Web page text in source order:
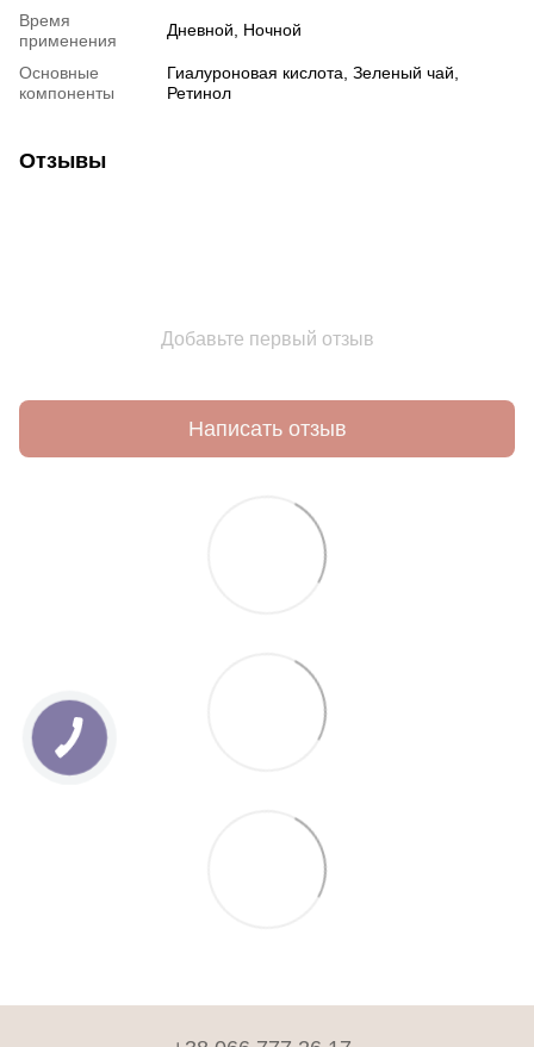
Время
применения
Дневной Ночной
Основные
компоненты
Гиалуроновая кислота Зеленый чай
Ретинол
Отзывы
Добавьте первый отзыв
Написать отзыв